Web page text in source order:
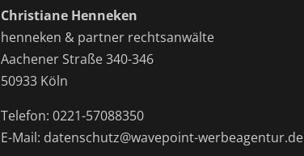
Christiane Henneken
henneken & partner rechtsanwälte
Aachener Straße 340-346
50933 Köln
Telefon: 0221-57088350
E-Mail: datenschutz@wavepoint-werbeagentur.de